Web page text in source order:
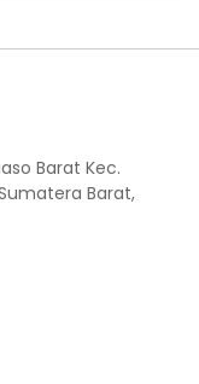
Barat Kec.
Barat,